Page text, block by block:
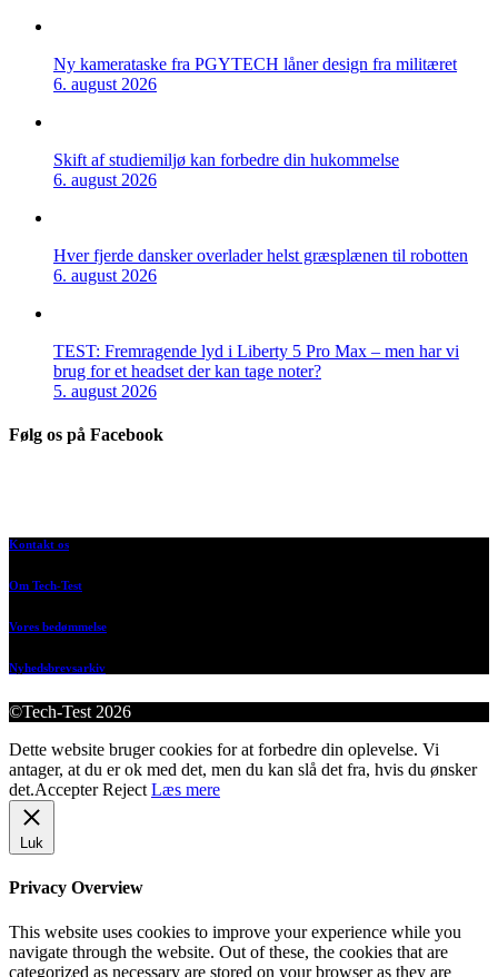
Ny kamerataske fra PGYTECH låner design fra militæret
6. august 2026
Skift af studiemiljø kan forbedre din hukommelse
6. august 2026
Hver fjerde dansker overlader helst græsplænen til robotten
6. august 2026
TEST: Fremragende lyd i Liberty 5 Pro Max – men har vi
brug for et headset der kan tage noter?
5. august 2026
Følg os på Facebook
Kontakt os
Om Tech-Test
Vores bedømmelse
Nyhedsbrevsarkiv
©Tech-Test 2026
Dette website bruger cookies for at forbedre din oplevelse. Vi
antager, at du er ok med det, men du kan slå det fra, hvis du ønsker
det.Accepter Reject Læs mere
Luk
Privacy Overview
This website uses cookies to improve your experience while you
navigate through the website. Out of these, the cookies that are
categorized as necessary are stored on your browser as they are